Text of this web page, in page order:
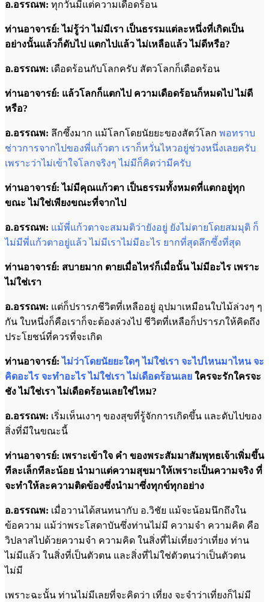
อ.อรรณพ: ทุกวันมีแต่ความเดือดร้อน
ท่านอาจารย์: ไม่รู้ว่า ไม่มีเรา เป็นธรรมแต่ละหนึ่งที่เกิดเป็น
อย่างนั้นแล้วก็ดับไป แตกไปแล้ว ไม่เหลือแล้ว ไม่ดีหรือ?
อ.อรรณพ: เดือดร้อนกับโลกครับ สัตวโลกก็เดือดร้อน
ท่านอาจารย์: แล้วโลกก็แตกไป ความเดือดร้อนก็หมดไป ไม่ดี
หรือ?
อ.อรรณพ: ลึกซึ้งมาก แม้โลกโดยนัยยะของสัตว์โลก พอทราบ
ช่าวการจากไปของพี่แก้วตา เราก็หวั่นไหวอยู่ช่วงหนึ่งเลยครับ
เพราะว่าไม่เข้าใจโลกจริงๆ ไม่มีก็คิดว่ามีครับ
ท่านอาจารย์: ไม่มีคุณแก้วตา เป็นธรรมทั้งหมดที่แตกอยู่ทุก
ขณะ ไม่ใช่เพียงขณะที่จากไป
อ.อรรณพ: แม้พี่แก้วตาจะสมมติว่ายังอยู่ ยังไม่ตายโดยสมมุติ ก็
ไม่มีพี่แก้วตาอยู่แล้ว ไม่มีเราไม่มีอะไร ยากที่สุดลึกซึ้งที่สุด
ท่านอาจารย์: สบายมาก ตายเมื่อไหร่ก็เมื่อนั้น ไม่มีอะไร เพราะ
ไม่ใช่เรา
อ.อรรณพ: แต่ก็ปรารภชีวิตที่เหลืออยู่ อุปมาเหมือนใบไม้ล่วงๆ ๆ
กัน ใบหนึ่งก็คือเราก็จะต้องล่วงไป ชีวิตที่เหลือก็ปรารภให้คิดถึง
ประโยชน์ที่ควรที่จะเกิด
ท่านอาจารย์:ไม่ว่าโดยนัยยะใดๆ ไม่ใช่เรา จะไปไหนมาไหน จะ
คิดอะไร จะทำอะไร ไม่ใช่เรา ไม่เดือดร้อนเลย ใครจะรักใครจะ
ชัง ไม่ใช่เรา ไม่เดือดร้อนเลยใช่ไหม?
อ.อรรณพ: เริ่มเห็นเงาๆ ของสุขที่รู้จักการเกิดขึ้น และดับไปของ
สิ่งที่มีในขณะนี้
ท่านอาจารย์: เพราะเข้าใจ คำ ของพระสัมมาสัมพุทธเจ้าเพิ่มขึ้น
ทีละเล็กทีละน้อย นำมาแต่ความสุขมาให้เพราะเป็นความจริง ที่
จะทำให้ละความติดข้องซึ่งนำมาซึ่งทุกข์ทุกอย่าง
อ.อรรณพ: เมื่อวานได้สนทนากับ อ.วิชัย แม้จะน้อมนึกถึงใน
ข้อความ แม้ว่าพระโสดาบันซึ่งท่านไม่มี ความจำ ความคิด คือ
วิปลาสไปด้วยความจำ ความคิด ในสิ่งที่ไม่เที่ยงว่าเที่ยง ท่าน
ไม่มีแล้ว ในสิ่งที่เป็นตัวตน และสิ่งที่ไม่ใช่ตัวตนว่าเป็นตัวตน
ไม่มี
เพราะฉะนั้น ท่านไม่มีเลยที่จะคิดว่า เที่ยง จะจำว่าเที่ยงก็ไม่มี